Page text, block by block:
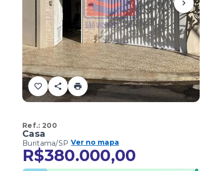
Ref.:200
Casa
Buritama/SP Ver no mapa
R$380.000,00